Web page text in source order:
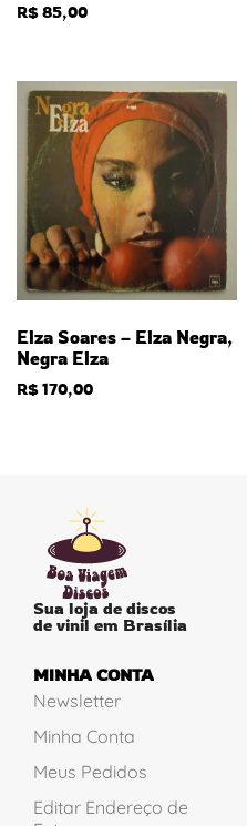
R$85,00
Elza Soares – Elza Negra,
Negra Elza
R$170,00
Sua loja de discos
de vinil em Brasília
MINHA CONTA
Newsletter
Minha Conta
Meus Pedidos
Editar Endereço de